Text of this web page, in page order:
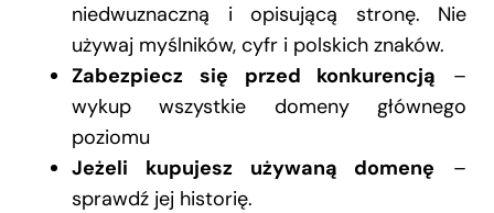
niedwuznaczną i opisującą stronę. Nie
używaj myślników, cyfr i polskich znaków.
Zabezpiecz się przed konkurencją –
wykup wszystkie domeny głównego
poziomu
Jeżeli kupujesz używaną domenę –
sprawdź jej historię.